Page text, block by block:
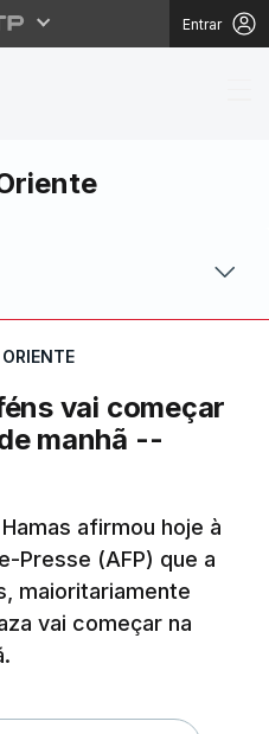
Entrar
vai começar
manhã --
afirmou hoje à
Presse (AFP) que a
maioritariamente
vai começar na